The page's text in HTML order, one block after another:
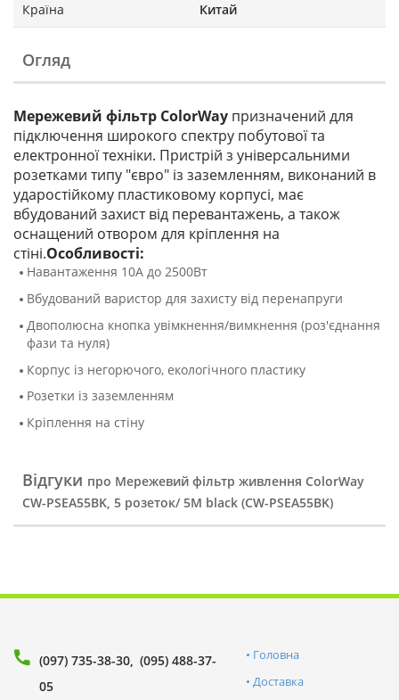
Країна Китай
Огляд
Мережевий фільтр ColorWay призначений для
підключення широкого спектру побутової та
електронної техніки. Пристрій з універсальними
розетками типу "євро" із заземленням, виконаний в
ударостійкому пластиковому корпусі, має
вбудований захист від перевантажень, а також
оснащений отвором для кріплення на
стіні.Особливості:
Навантаження 10А до 2500Вт
Вбудований варистор для захисту від перенапруги
Двополюсна кнопка увімкнення/вимкнення (роз'єднання
фази та нуля)
Корпус із негорючого, екологічного пластику
Розетки із заземленням
Кріплення на стіну
Відгуки про Мережевий фільтр живлення ColorWay
CW-PSEA55BK, 5 розеток/ 5M black (CW-PSEA55BK)
(097) 735-38-30 (095) 488-37-
05
Головна
Доставка